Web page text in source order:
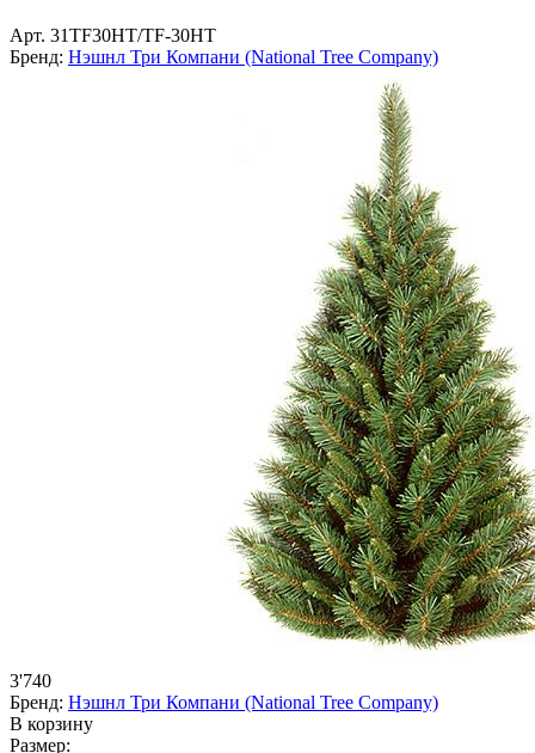
Арт. 31TF30HT/TF-30HT
Бренд: Нэшнл Три Компани (National Tree Company)
3'740
Бренд: Нэшнл Три Компани (National Tree Company)
В корзину
Размер: